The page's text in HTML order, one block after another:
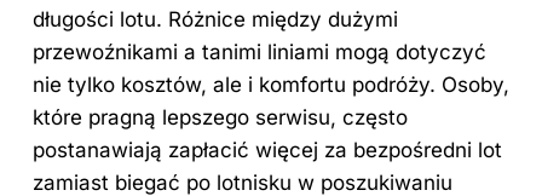
długości lotu. Różnice między dużymi
przewoźnikami a tanimi liniami mogą dotyczyć
nie tylko kosztów, ale i komfortu podróży. Osoby,
które pragną lepszego serwisu, często
postanawiają zapłacić więcej za bezpośredni lot
zamiast biegać po lotnisku w poszukiwaniu